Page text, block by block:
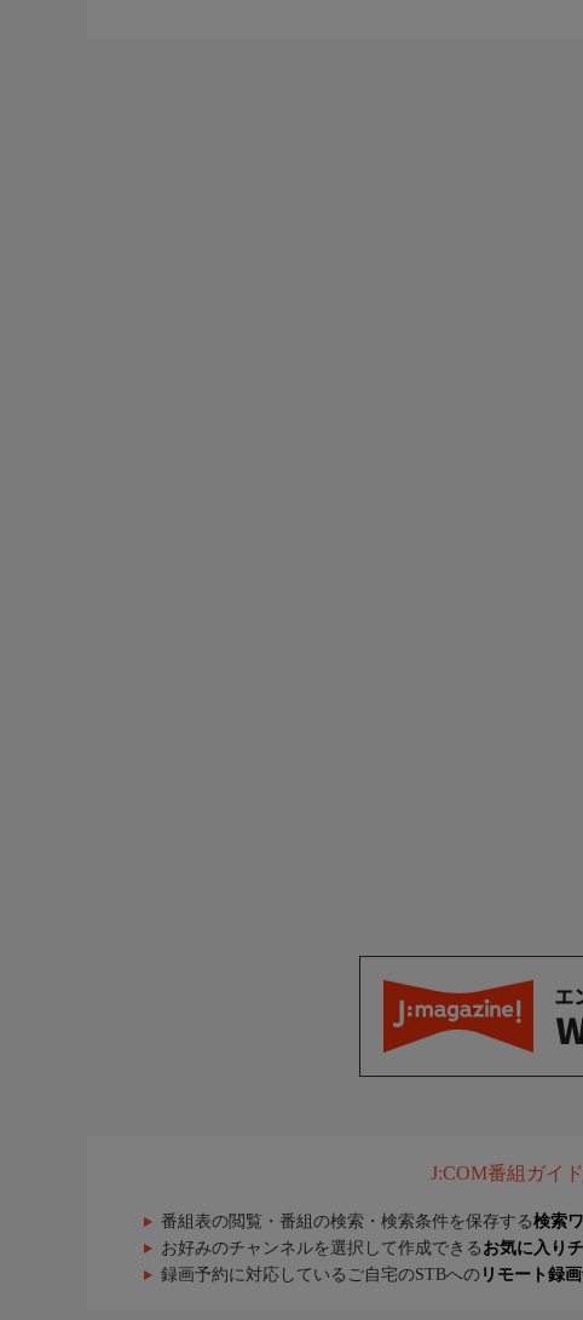
J:COM番組ガイ
番組表の閲覧・番組の検索・検索条件を保存する検索
お好みのチャンネルを選択して作成できる お気に入り
録画予約に対応しているご自宅のSTBへの リモート録